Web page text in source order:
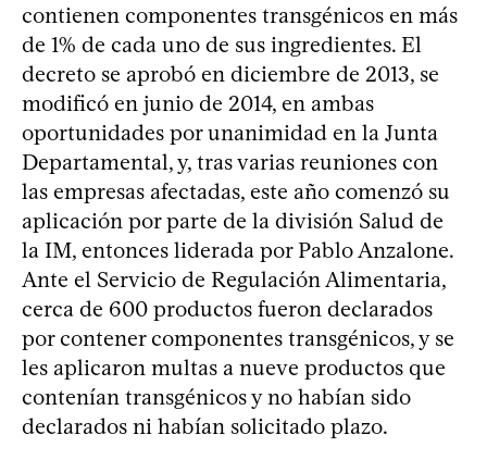
contienen componentes transgénicos en más
de 1% de cada uno de sus ingredientes. El
decreto se aprobó en diciembre de 2013, se
modificó en junio de 2014, en ambas
oportunidades por unanimidad en la Junta
Departamental, y, tras varias reuniones con
las empresas afectadas, este año comenzó su
aplicación por parte de la división Salud de
la IM, entonces liderada por Pablo Anzalone.
Ante el Servicio de Regulación Alimentaria,
cerca de 600 productos fueron declarados
por contener componentes transgénicos, y se
les aplicaron multas a nueve productos que
contenían transgénicos y no habían sido
declarados ni habían solicitado plazo.